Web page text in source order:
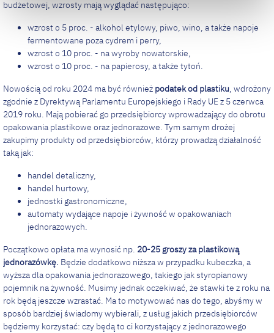
budżetowej, wzrosty mają wyglądać następująco:
wzrost o 5 proc. - alkohol etylowy, piwo, wino, a także napoje
fermentowane poza cydrem i perry,
wzrost o 10 proc. - na wyroby nowatorskie,
wzrost o 10 proc. - na papierosy, a także tytoń.
Nowością od roku 2024 ma być również podatek od plastiku, wdrożony
zgodnie z Dyrektywą Parlamentu Europejskiego i Rady UE z 5 czerwca
2019 roku. Mają pobierać go przedsiębiorcy wprowadzający do obrotu
opakowania plastikowe oraz jednorazowe. Tym samym drożej
zakupimy produkty od przedsiębiorców, którzy prowadzą działalność
taką jak:
handel detaliczny,
handel hurtowy,
jednostki gastronomiczne,
automaty wydające napoje i żywność w opakowaniach
jednorazowych.
Początkowo opłata ma wynosić np. 20-25 groszy za plastikową
jednorazówkę. Będzie dodatkowo niższa w przypadku kubeczka, a
wyższa dla opakowania jednorazowego, takiego jak styropianowy
pojemnik na żywność. Musimy jednak oczekiwać, że stawki te z roku na
rok będą jeszcze wzrastać. Ma to motywować nas do tego, abyśmy w
sposób bardziej świadomy wybierali, z usług jakich przedsiębiorców
będziemy korzystać: czy będą to ci korzystający z jednorazowego